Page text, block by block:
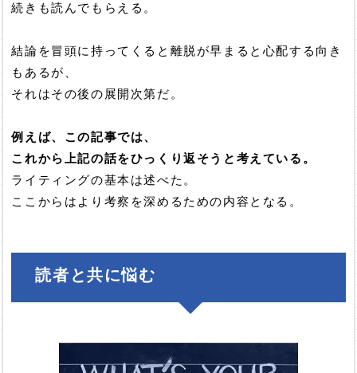
続きも読んでもらえる。
結論を冒頭に持ってくると離脱が早まると心配する向き
もあるが、
それはその後の展開次第だ。
例えば、この記事では、
これから上記の話をひっくり返そうと考えている。
ライティングの基本は述べた。
ここからはより考察を深めるための内容となる。
読者と共に悩む